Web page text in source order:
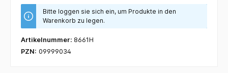
Bitte loggen sie sich ein, um Produkte in den
Warenkorb zu legen.
Artikelnummer: 8661H
PZN: 09999034